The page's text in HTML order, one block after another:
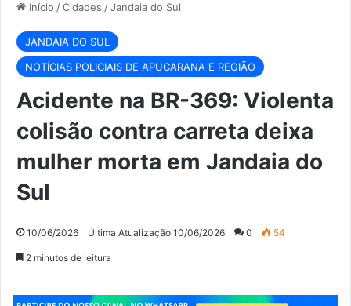
Início /Cidades /Jandaia do Sul
JANDAIA DO SUL
NOTÍCIAS POLICIAIS DE APUCARANA E REGIÃO
Acidente na BR-369: Violenta
colisão contra carreta deixa
mulher morta em Jandaia do
Sul
10/06/2026 Última Atualização 10/06/2026 0 54
2 minutos de leitura